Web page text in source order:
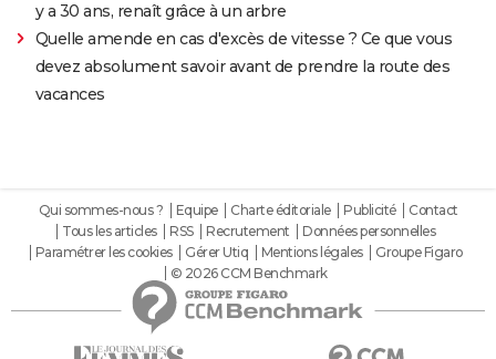
y a 30 ans, renaît grâce à un arbre
Quelle amende en cas d'excès de vitesse ? Ce que vous
devez absolument savoir avant de prendre la route des
vacances
Qui sommes-nous ? Equipe Charte éditoriale Publicité
Contact
Tous les articles
RSS Recrutement
Données personnelles
Paramétrer les cookies
Gérer Utiq Mentions légales
Groupe Figaro
© 2026 CCM Benchmark